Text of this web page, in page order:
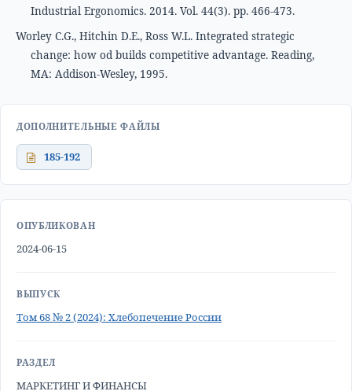
Industrial Ergonomics. 2014. Vol. 44(3). рр. 466-473.
Worley C.G., Hitchin D.E., Ross W.L. Integrated strategic
change: how od builds competitive advantage. Reading,
MA: Addison-Wesley, 1995.
ДОПОЛНИТЕЛЬНЫЕ ФАЙЛЫ
185-192
ОПУБЛИКОВАН
2024-06-15
ВЫПУСК
Том 68 № 2 (2024): Хлебопечение России
РАЗДЕЛ
МАРКЕТИНГ И ФИНАНСЫ